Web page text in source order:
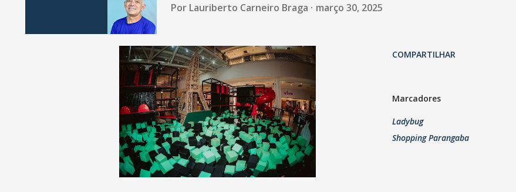
Por Lauriberto Carneiro Braga março 30, 2025
COMPARTILHAR
Marcadores
Ladybug
Shopping Parangaba